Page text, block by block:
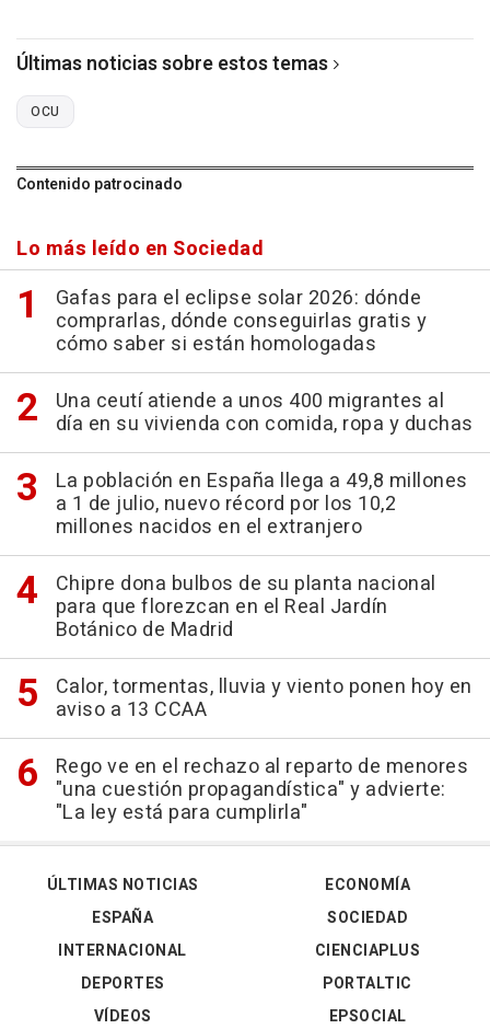
Últimas noticias sobre estos temas
OCU
Contenido patrocinado
Lo más leído en Sociedad
Gafas para el eclipse solar 2026: dónde
comprarlas, dónde conseguirlas gratis y
cómo saber si están homologadas
Una ceutí atiende a unos 400 migrantes al
día en su vivienda con comida, ropa y duchas
La población en España llega a 49,8 millones
a 1 de julio, nuevo récord por los 10,2
millones nacidos en el extranjero
Chipre dona bulbos de su planta nacional
para que florezcan en el Real Jardín
Botánico de Madrid
Calor, tormentas, lluvia y viento ponen hoy en
aviso a 13 CCAA
Rego ve en el rechazo al reparto de menores
"una cuestión propagandística" y advierte:
"La ley está para cumplirla"
ÚLTIMAS NOTICIAS
ESPAÑA
INTERNACIONAL
DEPORTES
VÍDEOS
ECONOMÍA
SOCIEDAD
CIENCIAPLUS
PORTALTIC
EPSOCIAL